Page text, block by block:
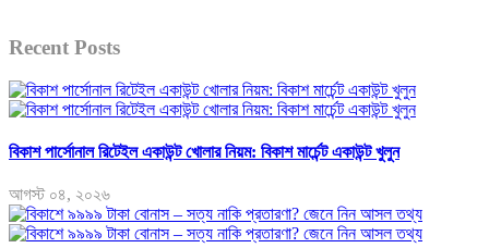
Recent Posts
বিকাশ পার্সোনাল রিটেইল একাউন্ট খোলার নিয়ম: বিকাশ মার্চেন্ট একাউন্ট খুলুন
আগস্ট ০৪, ২০২৬